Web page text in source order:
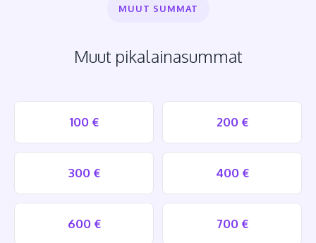
MUUT SUMMAT
Muut pikalainasummat
100 € 200 €
300 € 400 €
600 € 700 €